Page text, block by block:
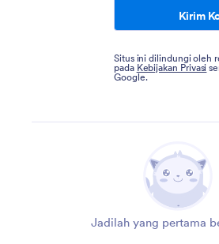
Kirim
Situs ini dilindungi oleh
pada Kebijakan Privasi
Google.
Jadilah yang pertama